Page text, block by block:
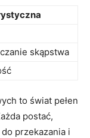
skąpstwa
to świat pełen
postać,
przekazania i